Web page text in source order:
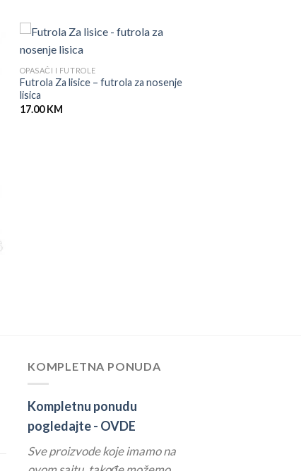
OPASAČI I FUTROLE
Futrola Za lisice – futrola za nosenje
lisica
17.00KM
KOMPLETNA PONUDA
Kompletnu ponudu
pogledajte - OVDE
Sve proizvode koje imamo na